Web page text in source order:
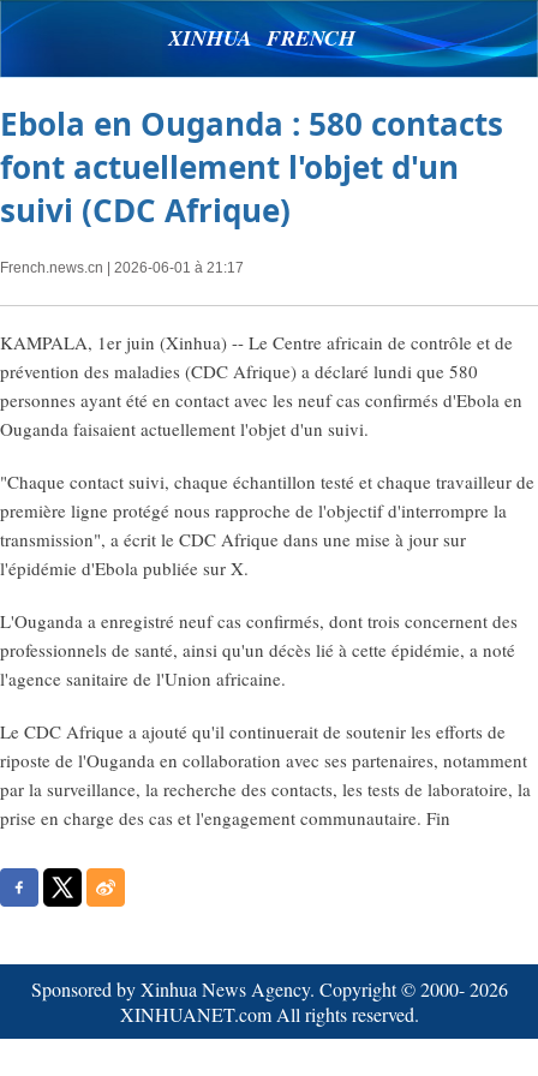
XINHUA FRENCH
Ebola en Ouganda : 580 contacts
font actuellement l'objet d'un
suivi (CDC Afrique)
French.news.cn | 2026-06-01 à 21:17
KAMPALA, 1er juin (Xinhua) -- Le Centre africain de contrôle et de
prévention des maladies (CDC Afrique) a déclaré lundi que 580
personnes ayant été en contact avec les neuf cas confirmés d'Ebola en
Ouganda faisaient actuellement l'objet d'un suivi.
"Chaque contact suivi, chaque échantillon testé et chaque travailleur de
première ligne protégé nous rapproche de l'objectif d'interrompre la
transmission", a écrit le CDC Afrique dans une mise à jour sur
l'épidémie d'Ebola publiée sur X.
L'Ouganda a enregistré neuf cas confirmés, dont trois concernent des
professionnels de santé, ainsi qu'un décès lié à cette épidémie, a noté
l'agence sanitaire de l'Union africaine.
Le CDC Afrique a ajouté qu'il continuerait de soutenir les efforts de
riposte de l'Ouganda en collaboration avec ses partenaires, notamment
par la surveillance, la recherche des contacts, les tests de laboratoire, la
prise en charge des cas et l'engagement communautaire. Fin
Sponsored by Xinhua News Agency. Copyright © 2000-2026
XINHUANET.com All rights reserved.